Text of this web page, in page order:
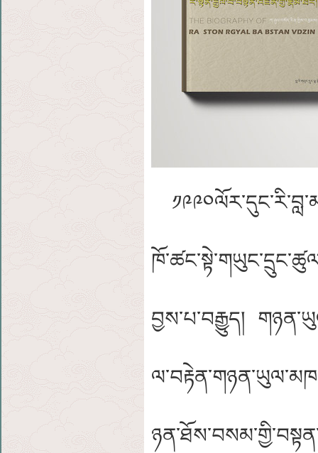
བྱས་པ་བརྒྱུད།